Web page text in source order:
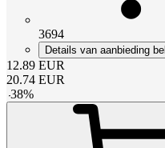
3694
Details van aanbieding
12.89 EUR
20.74 EUR
-38%